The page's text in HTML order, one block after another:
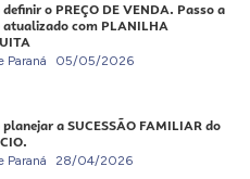
o PREÇO DE VENDA. Passo a
atualizado com PLANILHA
Paraná 05/05/2026
a SUCESSÃO FAMILIAR do
Paraná 28/04/2026